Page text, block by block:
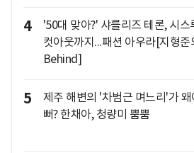
4
'50대 맞아?' 샤를리즈 테론, 시스
컷아웃까지...패션 아우라[지형준
Behind]
5
제주 해변의 '차범근 며느리'가 왜
뻐? 한채아, 청량미 뿜뿜